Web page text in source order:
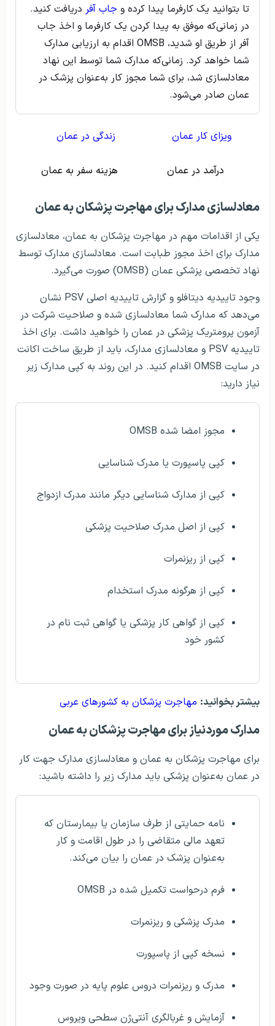
تا بتوانید یک کارفرما پیدا کرده و جاب آفر دریافت کنید.
در زمانی‌که موفق به پیدا کردن یک کارفرما و اخذ جاب
آفر از طریق او شدید، OMSB اقدام به ارزیابی مدارک
شما خواهد کرد. زمانی‌که مدارک شما توسط این نهاد
معادلسازی شد، برای شما مجوز کار به‌عنوان پزشک در
عمان صادر می‌شود.
ویزای کار عمان زندگی در عمان
درآمد در عمان هزینه سفر به عمان
معادلسازی مدارک برای مهاجرت پزشکان به عمان
یکی از اقدامات مهم در مهاجرت پزشکان به عمان، معادلسازی
مدارک برای اخذ مجوز طبابت است. معادلسازی مدارک توسط
نهاد تخصصی پزشکی عمان (OMSB) صورت می‌گیرد.
وجود تاییدیه دیتافلو و گزارش تاییدیه اصلی PSV نشان
می‌دهد که مدارک شما معادلسازی شده و صلاحیت شرکت در
آزمون پرومتریک پزشکی در عمان را خواهید داشت. برای اخذ
تاییدیه PSV و معادلسازی مدارک، باید از طریق ساخت اکانت
در سایت OMSB اقدام کنید. در این روند به کپی مدارک زیر
نیاز دارید:
مجوز امضا شده OMSB
کپی پاسپورت یا مدرک شناسایی
کپی از مدارک شناسایی دیگر مانند مدرک ازدواج
کپی از اصل مدرک صلاحیت پزشکی
کپی از ریزنمرات
کپی از هرگونه مدرک استخدام
کپی از گواهی کار پزشکی یا گواهی ثبت نام در
کشور خود
بیشتر بخوانید: مهاجرت پزشکان به کشورهای عربی
مدارک موردنیاز برای مهاجرت پزشکان به عمان
برای مهاجرت پزشکان به عمان و معادلسازی مدارک جهت کار
در عمان به‌عنوان پزشکی باید مدارک زیر را داشته باشید:
نامه حمایتی از طرف سازمان یا بیمارستان که
تعهد مالی متقاضی را در طول اقامت و کار
به‌عنوان پزشک در عمان را بیان می‌کند.
فرم درحواست تکمیل شده در OMSB
مدرک پزشکی و ریزنمرات
نسخه کپی از پاسپورت
مدرک و ریزنمرات دروس علوم پایه در صورت وجود
آزمایش و غربالگری آنتی‌ژن سطحی ویروس